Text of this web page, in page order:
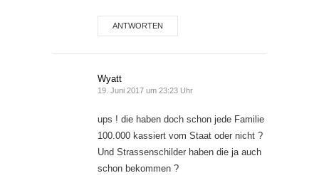
ANTWORTEN
Wyatt
19. Juni 2017 um 23:23 Uhr
ups ! die haben doch schon jede Familie
100.000 kassiert vom Staat oder nicht ?
Und Strassenschilder haben die ja auch
schon bekommen ?